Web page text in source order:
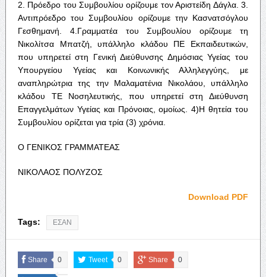
2. Πρόεδρο του Συμβουλίου ορίζουμε τον Αριστείδη Δάγλα. 3.
Αντιπρόεδρο του Συμβουλίου ορίζουμε την Κασνατσόγλου
Γεσθημανή. 4.Γραμματέα του Συμβουλίου ορίζουμε τη
Νικολίτσα Μπατζή, υπάλληλο κλάδου ΠΕ Εκπαιδευτικών,
που υπηρετεί στη Γενική Διεύθυνσης Δημόσιας Υγείας του
Υπουργείου Υγείας και Κοινωνικής Αλληλεγγύης, με
αναπληρώτρια της την Μαλαματένια Νικολάου, υπάλληλο
κλάδου ΤΕ Νοσηλευτικής, που υπηρετεί στη Διεύθυνση
Επαγγελμάτων Υγείας και Πρόνοιας, ομοίως. 4)Η θητεία του
Συμβουλίου ορίζεται για τρία (3) χρόνια.
Ο ΓΕΝΙΚΟΣ ΓΡΑΜΜΑΤΕΑΣ
ΝΙΚΟΛΑΟΣ ΠΟΛΥΖΟΣ
Download PDF
Tags: ΕΣΑΝ
Share 0 Tweet 0 Share 0